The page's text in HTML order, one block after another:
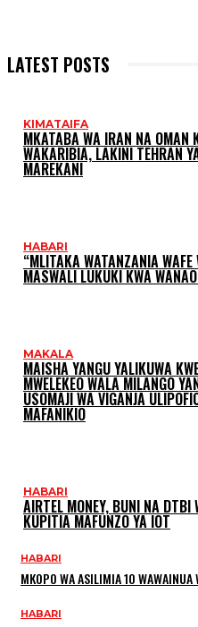
LATEST POSTS
KIMATAIFA
MKATABA WA IRAN NA OMAN
WAKARIBIA, LAKINI TEHRAN
MAREKANI
HABARI
“MLITAKA WATANZANIA
MASWALI LUKUKI KWA
MAKALA
MAISHA YANGU YALIKUWA
MWELEKEO WALA MILANGO
USOMAJI WA VIGANJA
MAFANIKIO
HABARI
AIRTEL MONEY, BUNI NA DTBI
KUPITIA MAFUNZO YA IOT
HABARI
MKOPO WA ASILIMIA 10 WAWAINUA
HABARI